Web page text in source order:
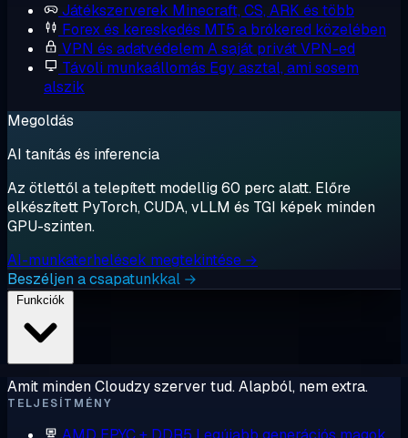
Játékszerverek Minecraft, CS, ARK és több
Forex és kereskedés MT5 a brókered közelében
VPN és adatvédelem A saját privát VPN-ed
Távoli munkaállomás Egy asztal, ami sosem
alszik
Megoldás
AI tanítás és inferencia
Az ötlettől a telepített modellig 60 perc alatt. Előre
elkészített PyTorch, CUDA, vLLM és TGI képek minden
GPU-szinten.
AI-munkaterhelések megtekintése →
Beszéljen a csapatunkkal →
Amit minden Cloudzy szerver tud. Alapból, nem extra.
TELJESÍTMÉNY